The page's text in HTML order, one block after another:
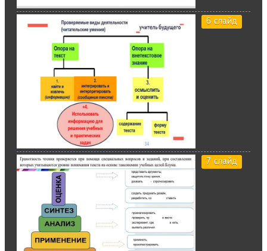
6 слайд
7 слайд